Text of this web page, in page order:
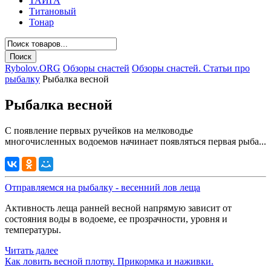
Титановый
Тонар
Rybolov.ORG Обзоры снастей Обзоры снастей. Статьи про
рыбалку Рыбалка весной
Рыбалка весной
С появление первых ручейков на мелководье
многочисленных водоемов начинает появляться первая рыба...
Отправляемся на рыбалку - весенний лов леща
Активность леща ранней весной напрямую зависит от
состояния воды в водоеме, ее прозрачности, уровня и
температуры.
Читать далее
Как ловить весной плотву. Прикормка и наживки.